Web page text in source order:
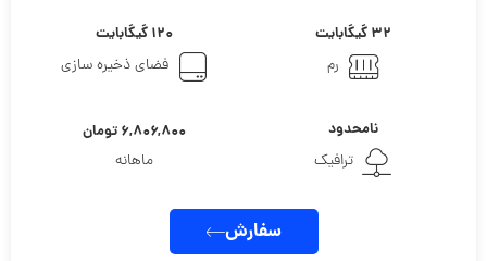
۳۲ گیگابایت
رم
۱۲۰ گیگابایت
فضای ذخیره سازی
نامحدود
ترافیک
۶,۸۰۶,۸۰۰ تومان
ماهانه
سفارش